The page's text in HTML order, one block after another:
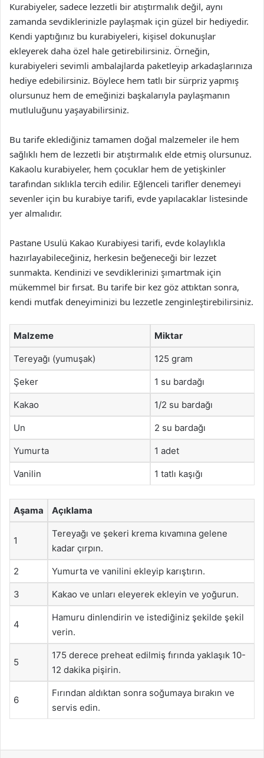
Kurabiyeler, sadece lezzetli bir atıştırmalık değil, aynı
zamanda sevdiklerinizle paylaşmak için güzel bir hediyedir.
Kendi yaptığınız bu kurabiyeleri, kişisel dokunuşlar
ekleyerek daha özel hale getirebilirsiniz. Örneğin,
kurabiyeleri sevimli ambalajlarda paketleyip arkadaşlarınıza
hediye edebilirsiniz. Böylece hem tatlı bir sürpriz yapmış
olursunuz hem de emeğinizi başkalarıyla paylaşmanın
mutluluğunu yaşayabilirsiniz.
Bu tarife eklediğiniz tamamen doğal malzemeler ile hem
sağlıklı hem de lezzetli bir atıştırmalık elde etmiş olursunuz.
Kakaolu kurabiyeler, hem çocuklar hem de yetişkinler
tarafından sıklıkla tercih edilir. Eğlenceli tarifler denemeyi
sevenler için bu kurabiye tarifi, evde yapılacaklar listesinde
yer almalıdır.
Pastane Usulü Kakao Kurabiyesi tarifi, evde kolaylıkla
hazırlayabileceğiniz, herkesin beğeneceği bir lezzet
sunmakta. Kendinizi ve sevdiklerinizi şımartmak için
mükemmel bir fırsat. Bu tarife bir kez göz attıktan sonra,
kendi mutfak deneyiminizi bu lezzetle zenginleştirebilirsiniz.
Malzeme Miktar
Tereyağı (yumuşak) 125 gram
Şeker 1 su bardağı
Kakao 1/2 su bardağı
Un 2 su bardağı
Yumurta 1 adet
Vanilin 1 tatlı kaşığı
Aşama Açıklama
1
Tereyağı ve şekeri krema kıvamına gelene
kadar çırpın.
2 Yumurta ve vanilini ekleyip karıştırın.
3 Kakao ve unları eleyerek ekleyin ve yoğurun.
4
Hamuru dinlendirin ve istediğiniz şekilde şekil
verin.
5
175 derece preheat edilmiş fırında yaklaşık 10-
12 dakika pişirin.
6
Fırından aldıktan sonra soğumaya bırakın ve
servis edin.